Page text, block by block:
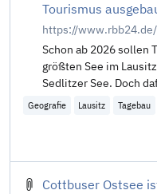
Tourismus
Schon ab 2026 sollen
größten See im
Sedlitzer See. Doch
ausgebaut werden.
Geografie Lausitz Tagebau
Cottbuser Ostsee